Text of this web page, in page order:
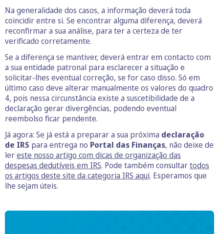
Na generalidade dos casos, a informação deverá toda
coincidir entre si. Se encontrar alguma diferença, deverá
reconfirmar a sua análise, para ter a certeza de ter
verificado corretamente.
Se a diferença se mantiver, deverá entrar em contacto com
a sua entidade patronal para esclarecer a situação e
solicitar-lhes eventual correção, se for caso disso. Só em
último caso deve alterar manualmente os valores do quadro
4, pois nessa circunstância existe a suscetibilidade de a
declaração gerar divergências, podendo eventual
reembolso ficar pendente.
Já agora: Se já está a preparar a sua próxima declaração
de IRS para entrega no Portal das Finanças, não deixe de
lereste nosso artigo com dicas de organização das
despesas dedutíveis em IRS. Pode também consultartodos
os artigos deste site da categoria IRS aqui. Esperamos que
lhe sejam úteis.